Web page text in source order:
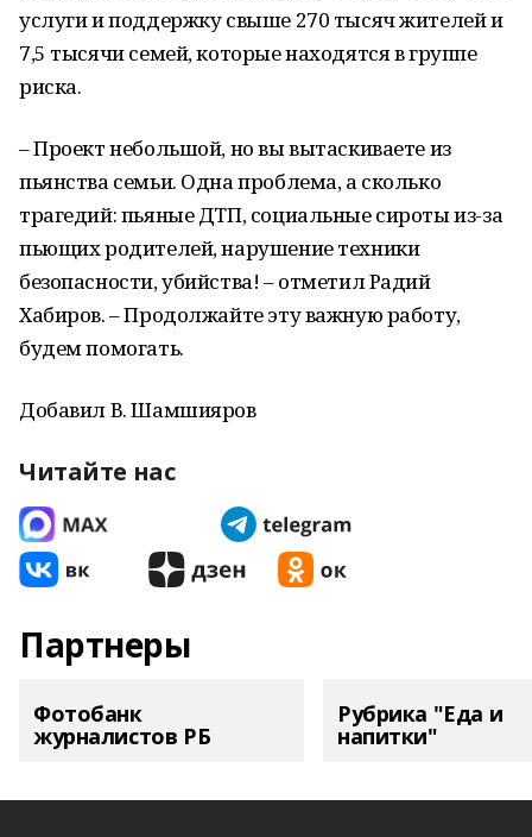
услуги и поддержку свыше 270 тысяч жителей и
7,5 тысячи семей, которые находятся в группе
риска.
– Проект небольшой, но вы вытаскиваете из
пьянства семьи. Одна проблема, а сколько
трагедий: пьяные ДТП, социальные сироты из-за
пьющих родителей, нарушение техники
безопасности, убийства! – отметил Радий
Хабиров. – Продолжайте эту важную работу,
будем помогать.
Добавил В. Шамшияров
Читайте нас
Партнеры
Фотобанк
журналистов РБ
Рубрика "Еда и
напитки"